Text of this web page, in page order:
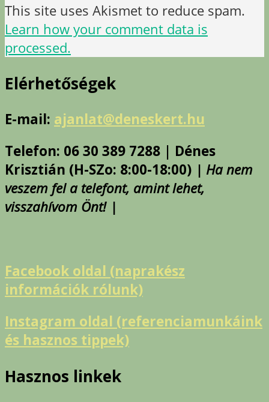
This site uses Akismet to reduce spam.
Learn how your comment data is
processed.
Elérhetőségek
E-mail: ajanlat@deneskert.hu
Telefon: 06 30 389 7288 | Dénes
Krisztián (H-SZo: 8:00-18:00) | Ha nem
veszem fel a telefont, amint lehet,
visszahívom Önt! |
Facebook oldal (naprakész
információk rólunk)
Instagram oldal (referenciamunkáink
és hasznos tippek)
Hasznos linkek